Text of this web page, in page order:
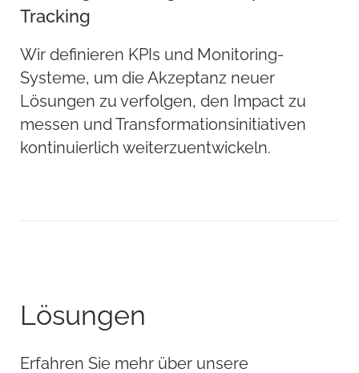
Tracking
Wir definieren KPIs und Monitoring-
Systeme, um die Akzeptanz neuer
Lösungen zu verfolgen, den Impact zu
messen und Transformationsinitiativen
kontinuierlich weiterzuentwickeln.
Lösungen
Erfahren Sie mehr über unsere